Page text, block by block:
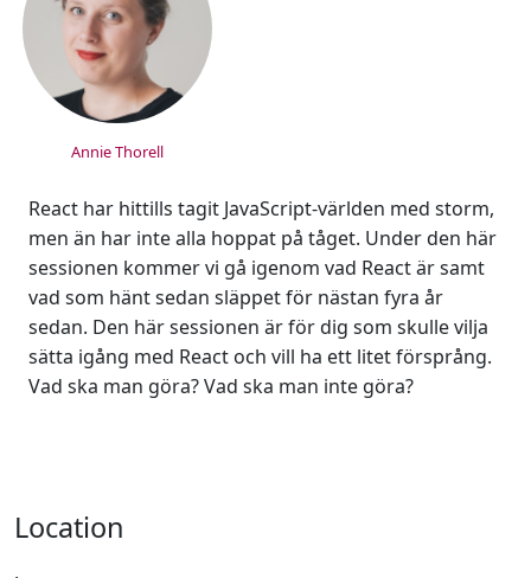
Annie Thorell
React har hittills tagit JavaScript-världen med storm,
men än har inte alla hoppat på tåget. Under den här
sessionen kommer vi gå igenom vad React är samt
vad som hänt sedan släppet för nästan fyra år
sedan. Den här sessionen är för dig som skulle vilja
sätta igång med React och vill ha ett litet försprång.
Vad ska man göra? Vad ska man inte göra?
Location
,